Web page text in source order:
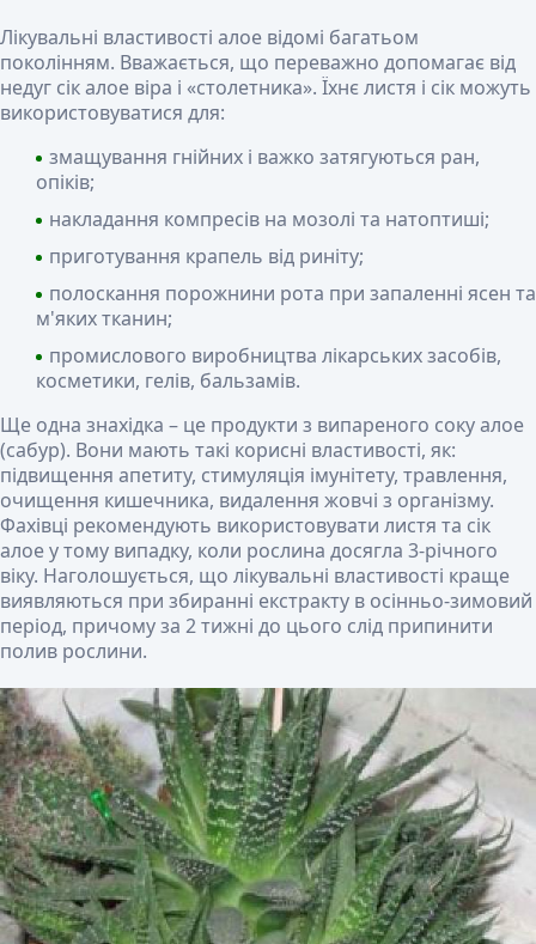
Лікувальні властивості алое відомі багатьом
поколінням. Вважається, що переважно допомагає від
недуг сік алое віра і «столетника». Їхнє листя і сік можуть
використовуватися для:
змащування гнійних і важко затягуються ран,
опіків;
накладання компресів на мозолі та натоптиші;
приготування крапель від риніту;
полоскання порожнини рота при запаленні ясен та
м'яких тканин;
промислового виробництва лікарських засобів,
косметики, гелів, бальзамів.
Ще одна знахідка – це продукти з випареного соку алое
(сабур). Вони мають такі корисні властивості, як:
підвищення апетиту, стимуляція імунітету, травлення,
очищення кишечника, видалення жовчі з організму.
Фахівці рекомендують використовувати листя та сік
алое у тому випадку, коли рослина досягла 3-річного
віку. Наголошується, що лікувальні властивості краще
виявляються при збиранні екстракту в осінньо-зимовий
період, причому за 2 тижні до цього слід припинити
полив рослини.